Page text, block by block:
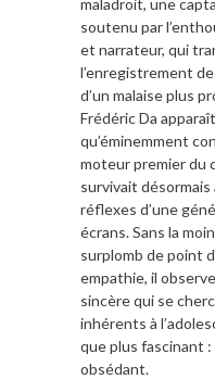
maladroit, une
soutenu par
et narrateur, qui
l’enregistrement
d’un malaise plus
Frédéric Da
qu’éminemment
moteur premier du
survivait
réflexes d’une
écrans. Sans la
surplomb de point
empathie, il
sincère qui se
inhérents à
que plus fascinant
obsédant.